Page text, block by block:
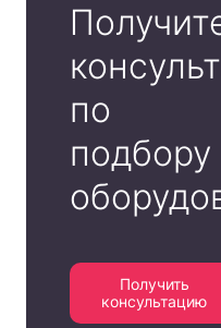
по
подбору
Получить
консультацию